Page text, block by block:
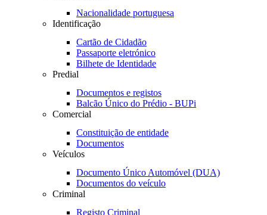
Nacionalidade portuguesa
Identificação
Cartão de Cidadão
Passaporte eletrónico
Bilhete de Identidade
Predial
Documentos e registos
Balcão Único do Prédio - BUPi
Comercial
Constituição de entidade
Documentos
Veículos
Documento Único Automóvel (DUA)
Documentos do veículo
Criminal
Registo Criminal